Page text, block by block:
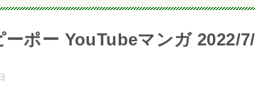
ーポー YouTubeマンガ 2022/